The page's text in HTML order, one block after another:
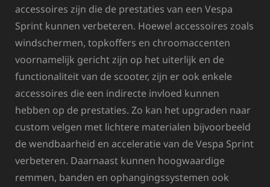
accessoires zijn die de prestaties van een Vespa
Sprint kunnen verbeteren. Hoewel accessoires zoals
windschermen, topkoffers en chroomaccenten
voornamelijk gericht zijn op het uiterlijk en de
functionaliteit van de scooter, zijn er ook enkele
accessoires die een indirecte invloed kunnen
hebben op de prestaties. Zo kan het upgraden naar
custom velgen met lichtere materialen bijvoorbeeld
de wendbaarheid en acceleratie van de Vespa Sprint
verbeteren. Daarnaast kunnen hoogwaardige
remmen, banden en ophangingssystemen ook